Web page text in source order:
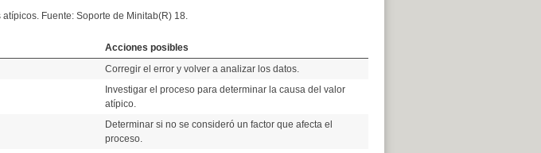
Fuente: Soporte de Minitab(R) 18.
Acciones posibles
Corregir el error y volver a analizar los datos.
Investigar el proceso para determinar la causa del valor
atípico.
Determinar si no se consideró un factor que afecta el
proceso.